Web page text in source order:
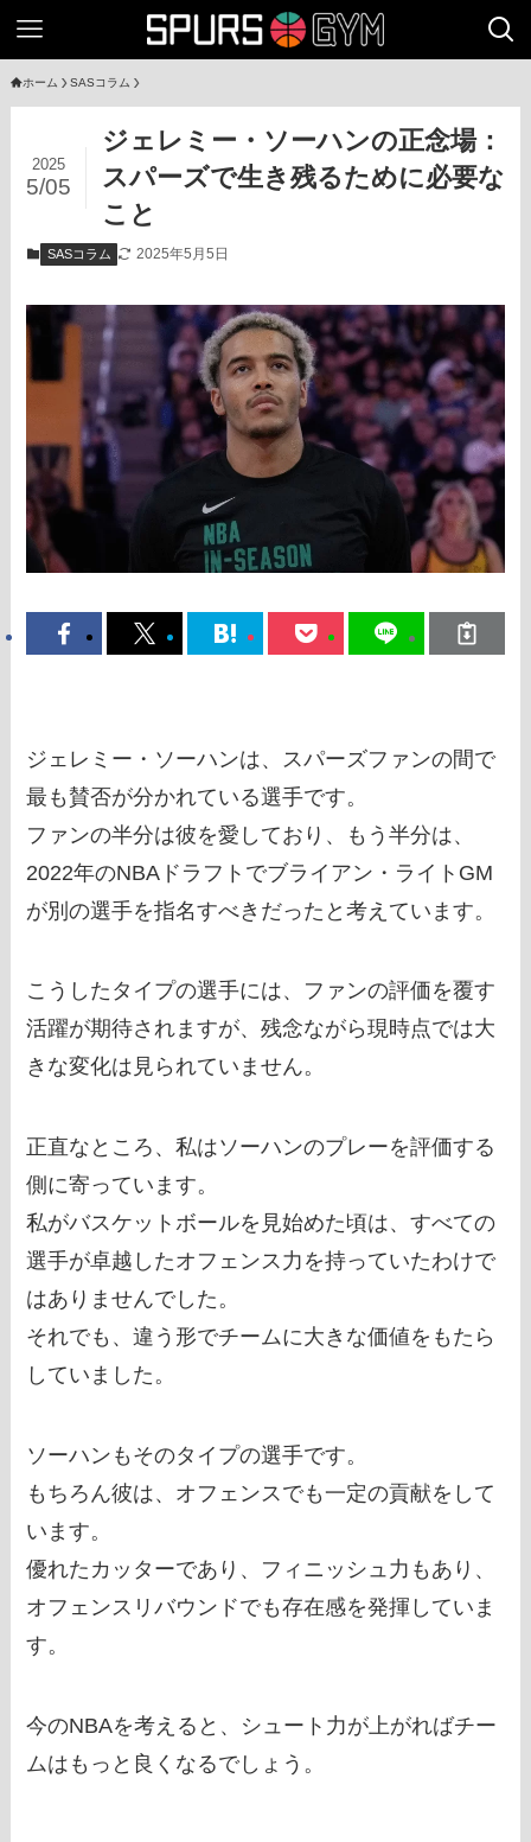
ホーム SASコラム
ジェレミー・ソーハンの正念場：
スパーズで生き残るために必要な
こと
2025
5/05
SASコラム 2025年5月5日
ジェレミー・ソーハンは、スパーズファンの間で
最も賛否が分かれている選手です。
ファンの半分は彼を愛しており、もう半分は、
2022年のNBAドラフトでブライアン・ライトGM
が別の選手を指名すべきだったと考えています。
こうしたタイプの選手には、ファンの評価を覆す
活躍が期待されますが、残念ながら現時点では大
きな変化は見られていません。
正直なところ、私はソーハンのプレーを評価する
側に寄っています。
私がバスケットボールを見始めた頃は、すべての
選手が卓越したオフェンス力を持っていたわけで
はありませんでした。
それでも、違う形でチームに大きな価値をもたら
していました。
ソーハンもそのタイプの選手です。
もちろん彼は、オフェンスでも一定の貢献をして
います。
優れたカッターであり、フィニッシュ力もあり、
オフェンスリバウンドでも存在感を発揮していま
す。
今のNBAを考えると、シュート力が上がればチー
ムはもっと良くなるでしょう。